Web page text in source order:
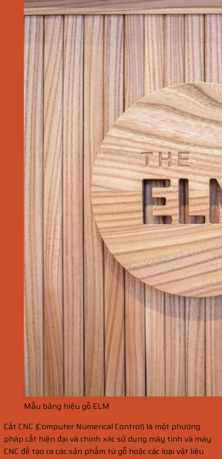
Mẫu bảng hiệu gỗ ELM
Cắt CNC (Computer Numerical Control) là một phương
pháp cắt hiện đại và chính xác sử dụng máy tính và máy
CNC để tạo ra các sản phẩm từ gỗ hoặc các loại vật liệu